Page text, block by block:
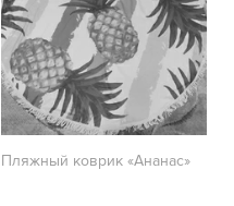
Пляжный коврик «Ананас»